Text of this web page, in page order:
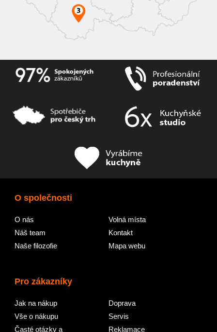
O společnosti
O nás
Náš team
Naše filozofie
Volná místa
Kontakt
Mapa webu
Pro zákazníky
Jak na nákup
Vše o nákupu
Časté otázky a
Doprava
Servis
Reklamace